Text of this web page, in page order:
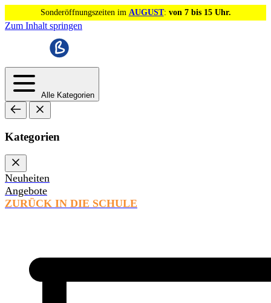
Sonderöffnungszeiten im AUGUST: von 7 bis 15 Uhr.
Zum Inhalt springen
Alle Kategorien
Kategorien
Neuheiten
Angebote
ZURÜCK IN DIE SCHULE